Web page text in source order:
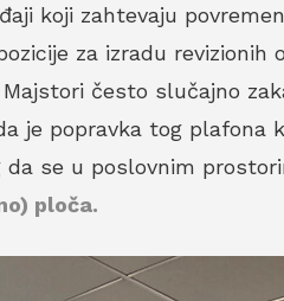
koji zahtevaju
za izradu
često slučajno
je popravka tog plafona
se u poslovnim
ploča.